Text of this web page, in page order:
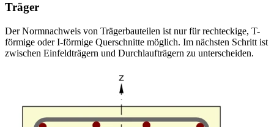
Träger
Der Normnachweis von Trägerbauteilen ist nur für rechteckige, T-
förmige oder I-förmige Querschnitte möglich. Im nächsten Schritt ist
zwischen Einfeldträgern und Durchlaufträgern zu unterscheiden.